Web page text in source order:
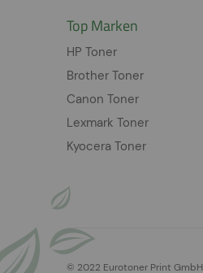
Top Marken
HP Toner
Brother Toner
Canon Toner
Lexmark Toner
Kyocera Toner
© 2022 Eurotoner Print GmbH